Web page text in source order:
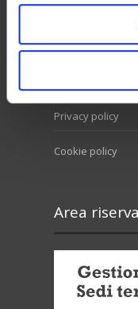
Contatti e RPD
Privacy policy
Cookie policy
Area